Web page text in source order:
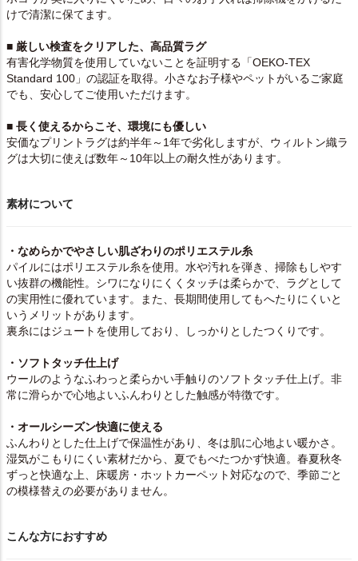
けで清潔に保てます。
■ 厳しい検査をクリアした、高品質ラグ
有害化学物質を使用していないことを証明する「OEKO-TEX
Standard 100」の認証を取得。小さなお子様やペットがいるご家庭
でも、安心してご使用いただけます。
■ 長く使えるからこそ、環境にも優しい
安価なプリントラグは約半年～1年で劣化しますが、ウィルトン織ラ
グは大切に使えば数年～10年以上の耐久性があります。
素材について
・なめらかでやさしい肌ざわりのポリエステル糸
パイルにはポリエステル糸を使用。水や汚れを弾き、掃除もしやす
い抜群の機能性。シワになりにくくタッチは柔らかで、ラグとして
の実用性に優れています。また、長期間使用してもへたりにくいと
いうメリットがあります。
裏糸にはジュートを使用しており、しっかりとしたつくりです。
・ソフトタッチ仕上げ
ウールのようなふわっと柔らかい手触りのソフトタッチ仕上げ。非
常に滑らかで心地よいふんわりとした触感が特徴です。
・オールシーズン快適に使える
ふんわりとした仕上げで保温性があり、冬は肌に心地よい暖かさ。
湿気がこもりにくい素材だから、夏でもべたつかず快適。春夏秋冬
ずっと快適な上、床暖房・ホットカーペット対応なので、季節ごと
の模様替えの必要がありません。
こんな方におすすめ